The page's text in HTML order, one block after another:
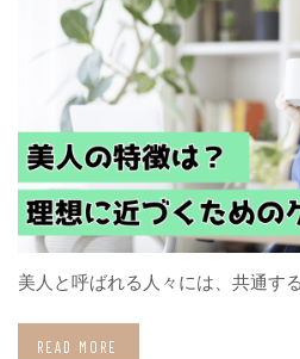
美人と呼ばれる人々には、共通す
READ MORE